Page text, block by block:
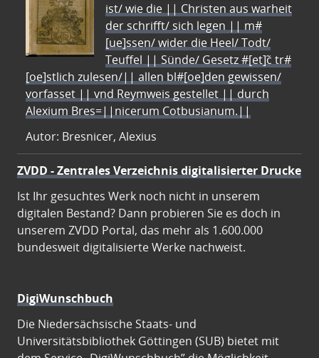
ist/ wie die || Christen aus warheit
der schrifft/ sich legen || m#
[ue]ssen/ wider die Heel/ Todt/
Teuffel || Sünde/ Gesetz #[et]c̃ tr#
[oe]stlich zulesen/|| allen bl#[oe]den gewissen/
vorfasset || vnd Reymweis gestellet || durch
Alexium Bres=||nicerum Cotbusianum.||
Autor: Bresnicer, Alexius
ZVDD - Zentrales Verzeichnis digitalisierter Drucke
Ist Ihr gesuchtes Werk noch nicht in unserem
digitalen Bestand? Dann probieren Sie es doch in
unserem ZVDD Portal, das mehr als 1.600.000
bundesweit digitalisierte Werke nachweist.
DigiWunschbuch
Die Niedersächsische Staats- und
Universitätsbibliothek Göttingen (SUB) bietet mit